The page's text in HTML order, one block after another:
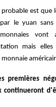
est que
le yuan
vont
mais elles
premières
continueront